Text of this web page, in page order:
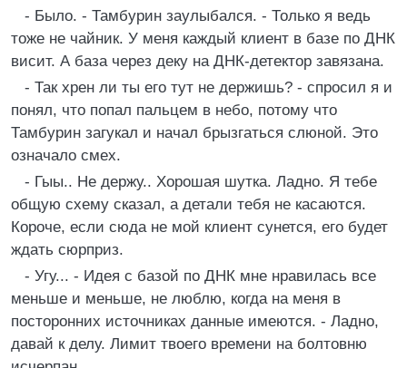
- Было. - Тамбурин заулыбался. - Только я ведь
тоже не чайник. У меня каждый клиент в базе по ДНК
висит. А база через деку на ДНК-детектор завязана.
- Так хрен ли ты его тут не держишь? - спросил я и
понял, что попал пальцем в небо, потому что
Тамбурин загукал и начал брызгаться слюной. Это
означало смех.
- Гыы.. Не держу.. Хорошая шутка. Ладно. Я тебе
общую схему сказал, а детали тебя не касаются.
Короче, если сюда не мой клиент сунется, его будет
ждать сюрприз.
- Угу... - Идея с базой по ДНК мне нравилась все
меньше и меньше, не люблю, когда на меня в
посторонних источниках данные имеются. - Ладно,
давай к делу. Лимит твоего времени на болтовню